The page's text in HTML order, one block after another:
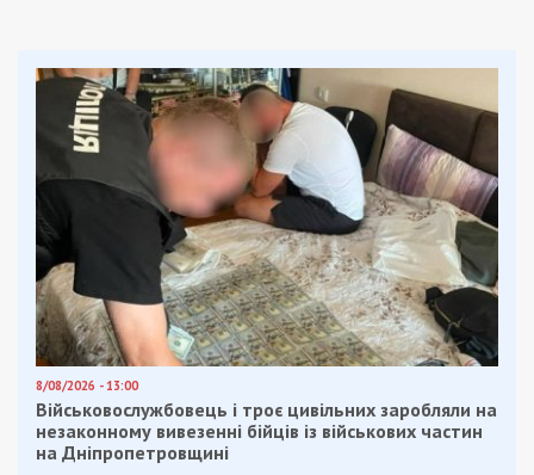
города Харькова и их обстрелы с применением
артиллерии.
В районе города Изюм врагом сосредоточено
до 22 батальонных тактических групп. Основные
усилия противник сосредотачивается на
удержании занимаемых ранее позиций и
достигнутых рубежей. В целях усиления
группировки на указанном направлении
отмечается развертывание дополнительных
подразделений из состава 35-й общевойсковой
армии.
Не исключается активизация действий
противника в направлении населенных пунктов
Изюм и Барвенково с целью выхода в тыл